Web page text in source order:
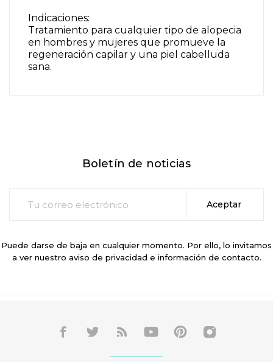
Indicaciones:
Tratamiento para cualquier tipo de alopecia
en hombres y mujeres que promueve la
regeneración capilar y una piel cabelluda
sana.
Boletín de noticias
Puede darse de baja en cualquier momento. Por ello, lo invitamos
a ver nuestro aviso de privacidad e información de contacto.